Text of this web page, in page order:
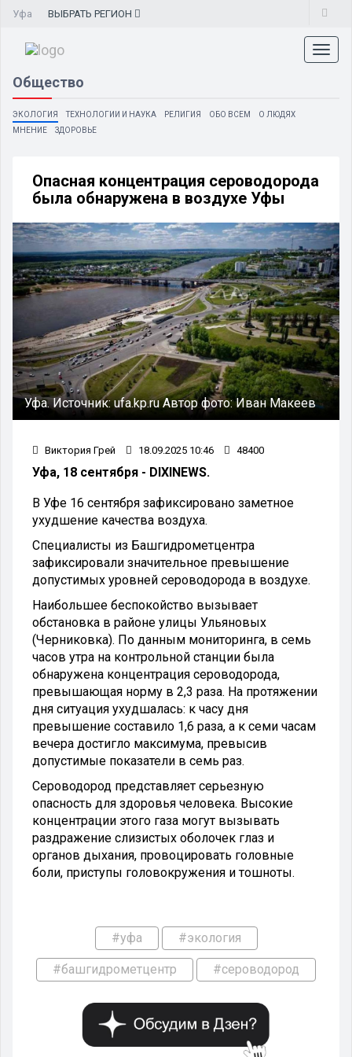
Уфа ВЫБРАТЬ РЕГИОН
Общество
ЭКОЛОГИЯ ТЕХНОЛОГИИ И НАУКА РЕЛИГИЯ ОБО ВСЕМ
О ЛЮДЯХ
МНЕНИЕ
ЗДОРОВЬЕ
Опасная концентрация сероводорода
была обнаружена в воздухе Уфы
Уфа.Источник:ufa.kp.ruАвтор фото:Иван Макеев
Виктория Грей 18.09.2025 10:46 48400
Уфа, 18 сентября - DIXINEWS.
В Уфе 16 сентября зафиксировано заметное
ухудшение качества воздуха.
Специалисты из Башгидрометцентра
зафиксировали значительное превышение
допустимых уровней сероводорода в воздухе.
Наибольшее беспокойство вызывает
обстановка в районе улицы Ульяновых
(Черниковка). По данным мониторинга, в семь
часов утра на контрольной станции была
обнаружена концентрация сероводорода,
превышающая норму в 2,3 раза. На протяжении
дня ситуация ухудшалась: к часу дня
превышение составило 1,6 раза, а к семи часам
вечера достигло максимума, превысив
допустимые показатели в семь раз.
Сероводород представляет серьезную
опасность для здоровья человека. Высокие
концентрации этого газа могут вызывать
раздражение слизистых оболочек глаз и
органов дыхания, провоцировать головные
боли, приступы головокружения и тошноты.
#уфа #экология
#башгидрометцентр #сероводород